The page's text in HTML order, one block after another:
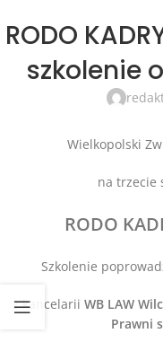
RODO
szkolenie
Wielkopolski
na trzecie
RODO
Szkolenie
z kancelarii WB LAW
Prawni